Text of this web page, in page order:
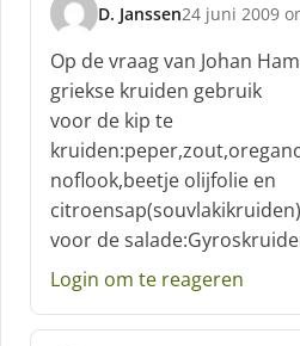
D. Janssen
s
c
h
r
e
e
f
24 juni 2009
Op de vraag van Johan
griekse kruiden gebruik
voor de kip te
noflook,beetje olijfolie en
citroensap(souvlakikruiden)
voor de
Login om te reageren